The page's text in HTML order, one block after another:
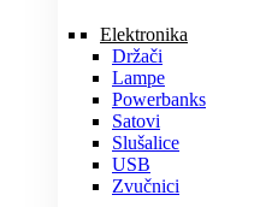
Elektronika
Držači
Lampe
Powerbanks
Satovi
Slušalice
USB
Zvučnici